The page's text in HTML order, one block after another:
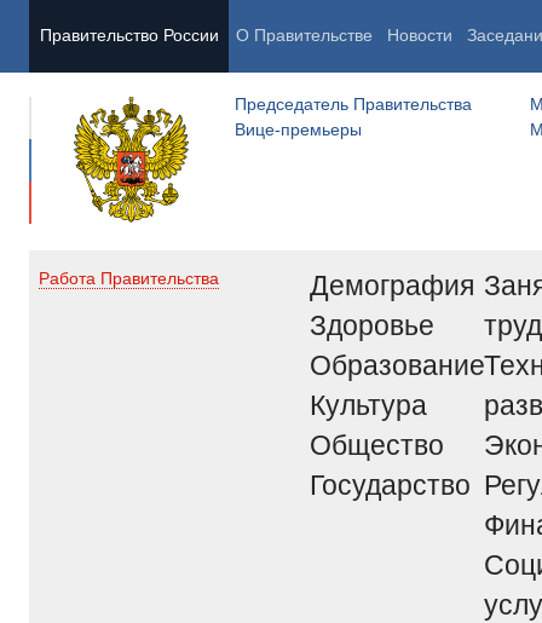
Правительство России О Правительстве Новости
Председатель Правительства
Вице-премьеры
Работа Правительства
Демография
Здоровье
Образование
Культура
Общество
Государство
труд